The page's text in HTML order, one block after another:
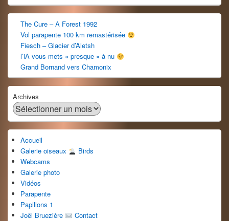
The Cure – A Forest 1992
Vol parapente 100 km remastérisée
Fiesch – Glacier d’Aletsh
l’iA vous mets « presque » à nu
Grand Bornand vers Chamonix
Archives
Accueil
Galerie oiseaux
Birds
Webcams
Galerie photo
Vidéos
Parapente
Papillons 1
Joël Bruezière
Contact